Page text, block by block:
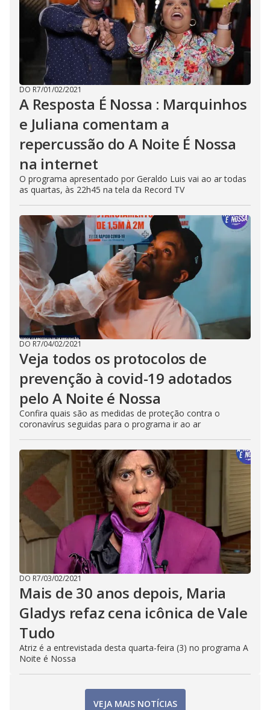
DO R7/01/02/2021
A Resposta É Nossa : Marquinhos
e Juliana comentam a
repercussão do A Noite É Nossa
na internet
O programa apresentado por Geraldo Luis vai ao ar todas
as quartas, às 22h45 na tela da Record TV
DO R7/04/02/2021
Veja todos os protocolos de
prevenção à covid-19 adotados
pelo A Noite é Nossa
Confira quais são as medidas de proteção contra o
coronavírus seguidas para o programa ir ao ar
DO R7/03/02/2021
Mais de 30 anos depois, Maria
Gladys refaz cena icônica de Vale
Tudo
Atriz é a entrevistada desta quarta-feira (3) no programa A
Noite é Nossa
VEJA MAIS NOTÍCIAS